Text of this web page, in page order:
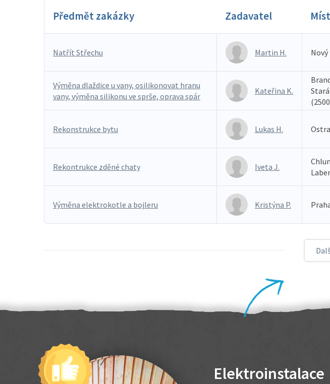
Předmět zakázky Zadavatel
Natřít Střechu Martin H. Nový
Výměna dlaždice u vany, osilikonovat hranu
vany, výměna silikonu ve sprše, oprava spár
Kateřina K.
Rekonstrukce bytu Lukas H.
Rekontrukce zděné chaty Iveta J.
Výměna elektrokotle a bojleru Kristýna P.
Elektroinstalace